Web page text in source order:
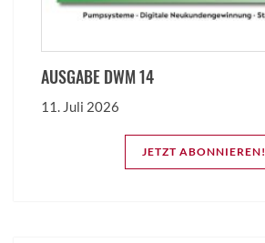
AUSGABE DWM 14
11. Juli 2026
JETZT ABONNIEREN!